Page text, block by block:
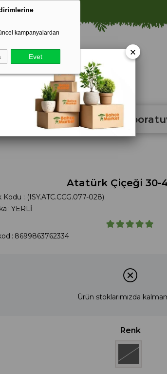
kampanyalardan
Evet
İLE SINIRLIDIR.
Tohum
Atatürk Çiçeği 30-
Kodu
(ISY.ATC.CCG.077-028)
: YERLİ
: 8699863762334
Ürün stoklarımızda
Renk
×